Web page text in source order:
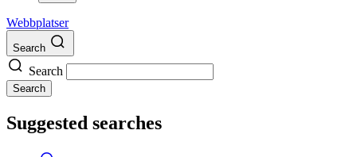
Webbplatser
Search
Search
Search
Suggested searches